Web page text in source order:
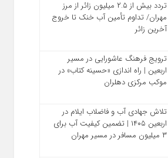
تردد بیش از ۲.۵ میلیون زائر از مرز
مهران/ تداوم تأمین آب خنک تا خروج
آخرین زائر
ترویج فرهنگ عاشورایی در مسیر
اربعین | راه‌ اندازی «حسینه کتاب» در
موکب مرکزی دهلران
تلاش جهادی آب و فاضلاب ایلام در
اربعین ۱۴۰۵ | تضمین کیفیت آب برای
۳ میلیون مسافر در مسیر مهران